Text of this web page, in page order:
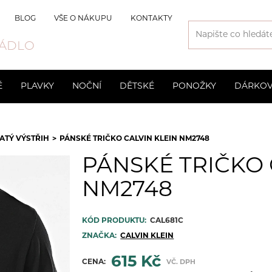
BLOG VŠE O NÁKUPU KONTAKTY
Svatební
3D Spacer Mateřské
Neviditelné podprsenky
Slipy
PLAVKY
Kraťasové
NOČNÍ
Pánské
DĚTSKÉ
Chlapecké
PONOŽKY
Vyšší
VÝSTŘIH PÁNSKÉ TRIČKO CALVIN KLEIN NM2748
PÁNSKÉ
NM2748
KÓD PRODUKTU: CAL681C
ZNAČKA: CALVIN KLEIN
CENA: 615 Kč VČ. DPH